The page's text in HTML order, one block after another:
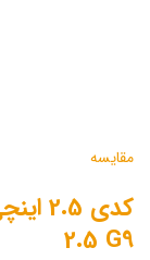
مقایسه
2.5 G9